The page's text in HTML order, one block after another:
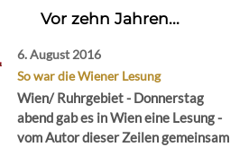
Vor zehn Jahren...
6. August 2016
So war die Wiener Lesung
Wien/ Ruhrgebiet - Donnerstag
abend gab es in Wien eine Lesung -
vom Autor dieser Zeilen gemeinsam